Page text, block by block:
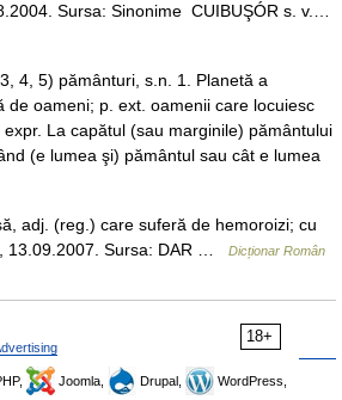
Sursa: Sinonime CUIBUŞÓR s. v.…
4, 5) pământuri, s.n. 1. Planetă a
de oameni; p. ext. oamenii care locuiesc
La capătul (sau marginile) pământului
(e lumea şi) pământul sau cât e lumea
adj. (reg.) care suferă de hemoroizi; cu
13.09.2007. Sursa: DAR …
Dicționar Român
18+
Joomla, Drupal,
WordPress,